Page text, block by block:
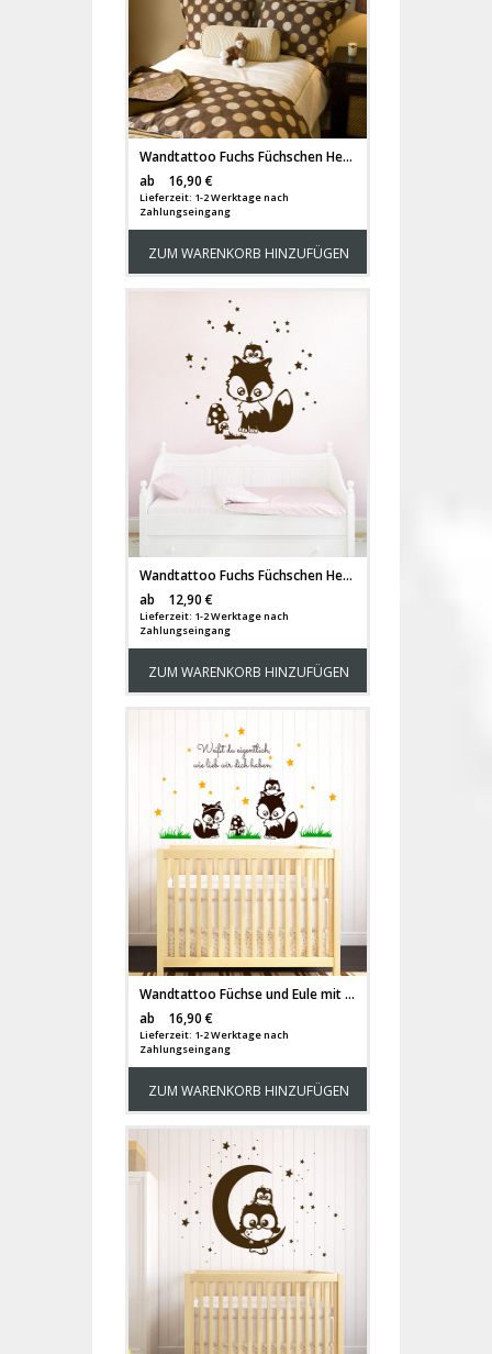
Wandtattoo Fuchs Füchschen Hermine mit Eule Pilz Leuchtsterne Spruch und Wunschnamen M1194
ab
16,90 €
Lieferzeit: 1-2 Werktage nach
Zahlungseingang
ZUM WARENKORB HINZUFÜGEN
Wandtattoo Fuchs Füchschen Hermine mit Eule Pilz und Sterne M1193
ab
12,90 €
Lieferzeit: 1-2 Werktage nach
Zahlungseingang
ZUM WARENKORB HINZUFÜGEN
Wandtattoo Füchse und Eule mit Sterne Weißt du eigentlich M1180
ab
16,90 €
Lieferzeit: 1-2 Werktage nach
Zahlungseingang
ZUM WARENKORB HINZUFÜGEN